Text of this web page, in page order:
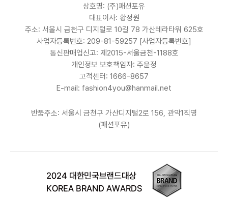
상호명: (주)패션포유
대표이사: 황정원
주소: 서울시 금천구 디지털로 10길 78 가산테라타워 625호
사업자등록번호: 209-81-59257 [사업자등록번호]
통신판매업신고: 제2015-서울금천-1188호
개인정보 보호책임자: 주윤정
고객센터: 1666-8657
E-mail: fashion4you@hanmail.net
반품주소: 서울시 금천구 가산디지털2로 156, 관악1직영
(패션포유)